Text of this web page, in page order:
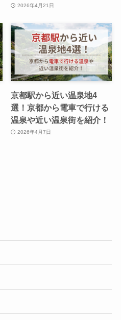
2026年4月21日
京都駅から近い温泉地4
選！京都から電車で行ける
温泉や近い温泉街を紹介！
2026年4月7日